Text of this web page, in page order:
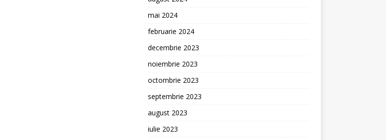
mai 2024
februarie 2024
decembrie 2023
noiembrie 2023
octombrie 2023
septembrie 2023
august 2023
iulie 2023